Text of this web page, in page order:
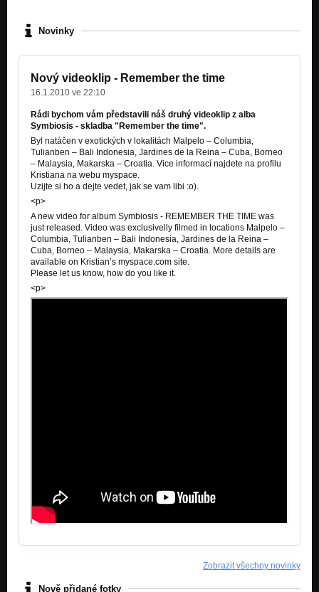
Novinky
Nový videoklip - Remember the time
16.1.2010 ve 22:10
Rádi bychom vám představili náš druhý videoklip z alba
Symbiosis - skladba "Remember the time".
Byl natáčen v exotických v lokalitách Malpelo – Columbia,
Tulianben – Bali Indonesia, Jardines de la Reina – Cuba, Borneo
– Malaysia, Makarska – Croatia. Vice informací najdete na profilu
Kristiana na webu myspace.
Uzijte si ho a dejte vedet, jak se vam libi :o).
<p>
A new video for album Symbiosis - REMEMBER THE TIME was
just released. Video was exclusivelly filmed in locations Malpelo –
Columbia, Tulianben – Bali Indonesia, Jardines de la Reina –
Cuba, Borneo – Malaysia, Makarska – Croatia. More details are
available on Kristian’s myspace.com site.
Please let us know, how do you like it.
<p>
Zobrazit všechny novinky
Nově přidané fotky